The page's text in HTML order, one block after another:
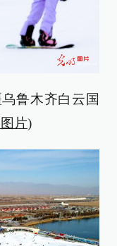
鲁木齐白云国
片)